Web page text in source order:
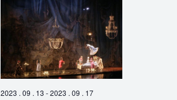
2023 . 09 . 13 -2023 . 09 . 17